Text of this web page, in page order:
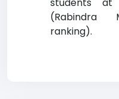
(Rabindra
ranking).